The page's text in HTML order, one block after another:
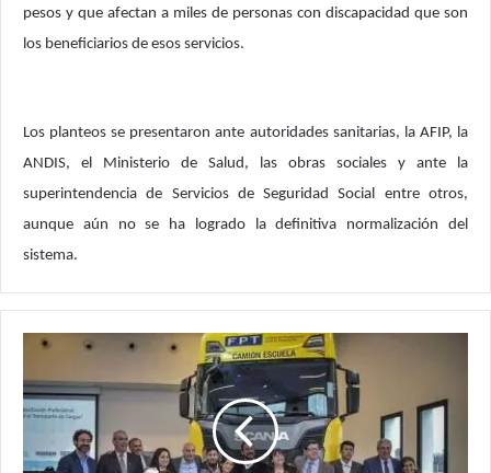
pesos y que afectan a miles de personas con discapacidad que son
los beneficiarios de esos servicios.
Los planteos se presentaron ante autoridades sanitarias, la AFIP, la
ANDIS, el Ministerio de Salud, las obras sociales y ante la
superintendencia de Servicios de Seguridad Social entre otros,
aunque aún no se ha logrado la definitiva normalización del
sistema.